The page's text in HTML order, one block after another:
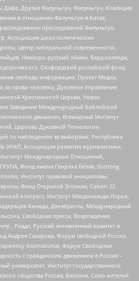
Дафа, Друзья Фалуньгун, Фалуньгун, Коалиция
в отношении Фалуньгун в Китае,
преследований Фалуньгун,
Ассоциация школ политических
Центр либеральной современности,
Немецко-русский обмен, Бард колледж,
Оксфордский российский фонд,
свободы информации, Проект Медиа,
за права человека, Духовное Управление
Христианской Церкви, Новое
Заведение Международный Библейский
движение, Всемирный Институт
Церковь Духовной Технологии,
по наблюдению за выборами, Республика
Ассоциация развития журналистики,
Международных Отношений,
Фонд имени Генриха Бёлля, Stichting
Институт правовой инициативы
Фонд Открытой Эстонии, Calvert 22
конгресс, Институт Макдональда-Лорье,
Канады, Декабристы, Международный
Свободная пресса, Возрождение,
, Риддл, Русский антивоенный комитет в
Андрея Сахарова, Форум свободной России,
International, Форум Свободных
с гражданским движением в России –
университет, Институт государственного
общества Россия, Беллона, Союз жителей